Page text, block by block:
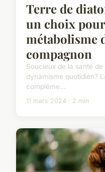
Terre de
un choix
métabolisme
compagnon
Soucieux de la santé
dynamisme quotidien?
compléme...
11 mars 2024 · 2 min